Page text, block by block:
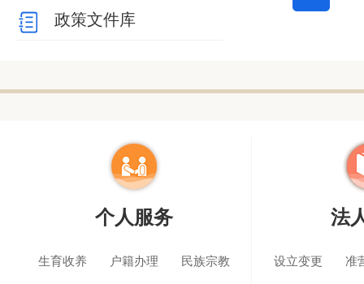
政策文件库
个人服务
生育收养 户籍办理 民族宗教
法
设立变更 准